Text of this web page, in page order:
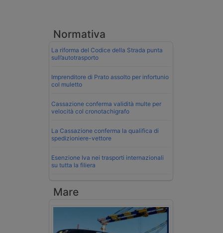
Normativa
La riforma del Codice della Strada punta
sull’autotrasporto
Imprenditore di Prato assolto per infortunio
col muletto
Cassazione conferma validità multe per
velocità col cronotachigrafo
La Cassazione conferma la qualifica di
spedizioniere-vettore
Esenzione Iva nei trasporti internazionali
su tutta la filiera
Mare